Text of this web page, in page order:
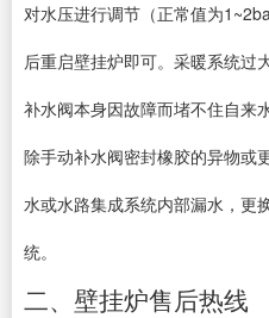
对水压进行调节（正常值为
后重启壁挂炉即可。采暖系统过
补水阀本身因故障而堵不住自来
除手动补水阀密封橡胶的异物或
水或水路集成系统内部漏水，更
统。
二、壁挂炉售后热线